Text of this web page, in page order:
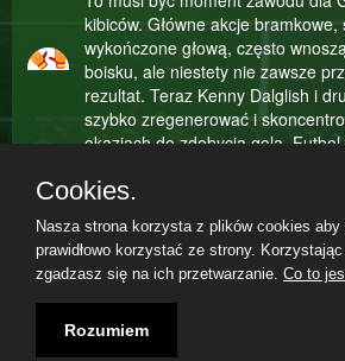
kibiców. Główne akcje
wykończone głową, często
boisku, ale niestety nie zawsze
rezultat. Teraz Kenny Dalglish i
szybko zregenerować i
okazjach do zdobycia gola. Futbol
kolejna okazja będzie decydująca!
93 Minuta
To był poteżny strzał ze strony
poleciała z całej siły w kierunku
ma gola! Piotr Podłęski tylko się
sprawę, że strzał nie był
Regulamin Polityka prywatności
Cookies.
Nasza strona korzysta z plików cookies aby
prawidłowo korzystać ze strony.
zgadzasz się na ich przetwarzanie. Co to
Rozumiem